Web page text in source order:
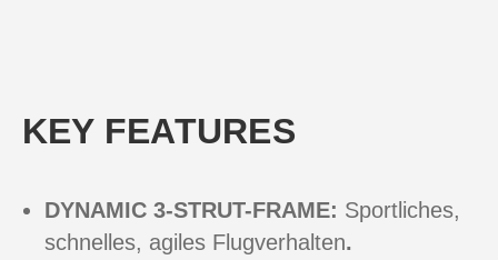
KEY FEATURES
DYNAMIC 3-STRUT-FRAME: Sportliches,
schnelles, agiles Flugverhalten.